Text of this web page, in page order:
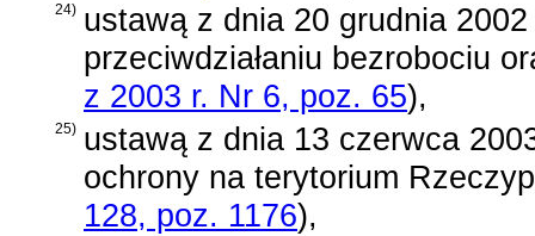
24) ustawą z dnia 20 grudnia
przeciwdziałaniu bezrobociu
z 2003 r. Nr 6, poz. 65),
25) ustawą z dnia 13 czerwca
ochrony na terytorium
128, poz. 1176),